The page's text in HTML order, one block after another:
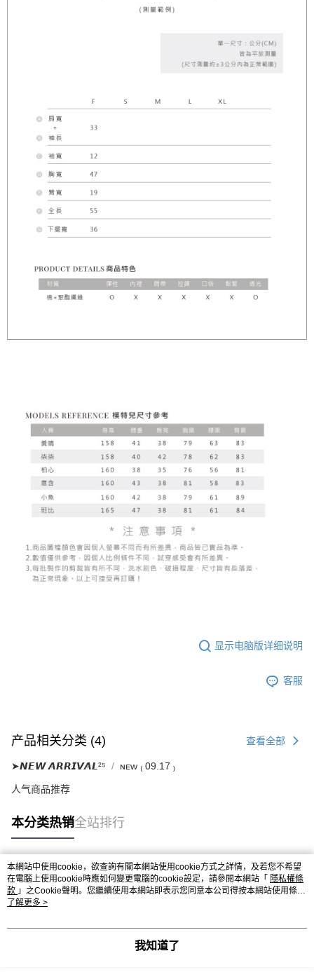
显示电脑版详细说明
客服
产品相关分类 (4) 查看全部
➤𝙉𝙀𝙒 𝘼𝙍𝙍𝙄𝙑𝘼𝙇²⁵ ɴᴇᴡ ₍ 09.17 ₎
人气商品推荐
本分类热销全站排行
热门标签
本網站中使用cookie，欲查詢有關本網站使用cookie方式之詳情，及若您不希望
在電腦上使用cookie時應如何變更電腦的cookie設定，請參閱本網站「 隱私權條
款 」之Cookie聲明。您繼續使用本網站即表示您同意本公司得按本網站使用條款
之Cookie聲明使用cookie。
了解更多 >
我知道了